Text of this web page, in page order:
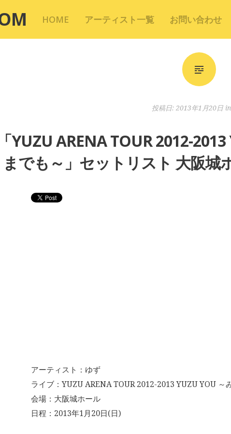
HOME アーティスト一覧 お問い合わせ
投稿日: 2013年1月20日 in
YUZU ARENA TOUR 2012-
までも～」セットリスト 大阪城
アーティスト：ゆず
ライブ：YUZU ARENA TOUR 2012-2013 YUZU YOU ～
会場：大阪城ホール
日程：2013年1月20日(日)